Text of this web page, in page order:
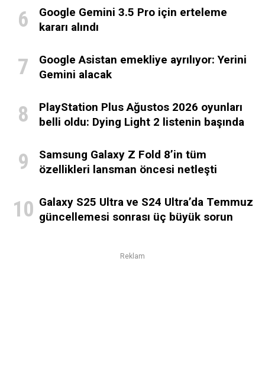
Google Gemini 3.5 Pro için erteleme
kararı alındı
Google Asistan emekliye ayrılıyor: Yerini
Gemini alacak
PlayStation Plus Ağustos 2026 oyunları
belli oldu: Dying Light 2 listenin başında
Samsung Galaxy Z Fold 8’in tüm
özellikleri lansman öncesi netleşti
Galaxy S25 Ultra ve S24 Ultra’da Temmuz
güncellemesi sonrası üç büyük sorun
Reklam